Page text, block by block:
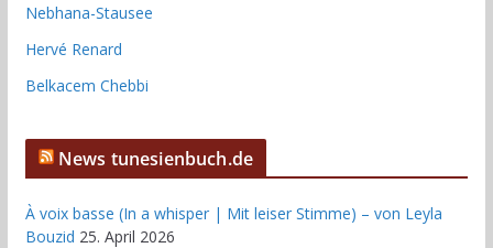
Nebhana-Stausee
Hervé Renard
Belkacem Chebbi
News tunesienbuch.de
À voix basse (In a whisper | Mit leiser Stimme) – von Leyla
Bouzid 25. April 2026